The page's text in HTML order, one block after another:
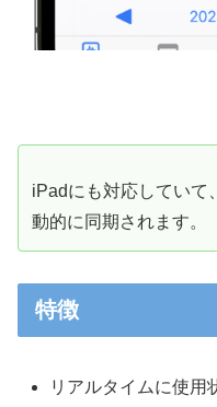
iPadにも対応していて
動的に同期されます。
特徴
リアルタイムに使用